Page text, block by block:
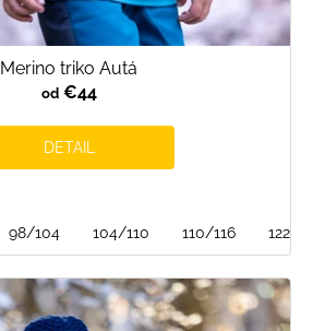
Merino triko Autá
od€44
DETAIL
98/104 104/110 110/116 122/